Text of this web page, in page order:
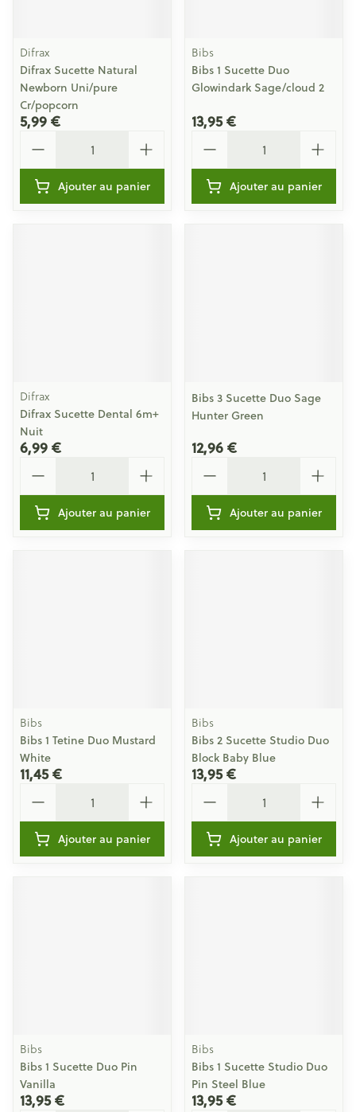
Difrax
Difrax Sucette Natural
Newborn Uni/pure
Cr/popcorn
5,99 €
Ajouter au panier
Bibs
Bibs 1 Sucette Duo
Glowindark Sage/cloud 2
13,95 €
Ajouter au panier
Difrax
Difrax Sucette Dental 6m+
Nuit
6,99 €
Ajouter au panier
Bibs 3 Sucette Duo Sage
Hunter Green
12,96 €
Ajouter au panier
Bibs
Bibs 1 Tetine Duo Mustard
White
11,45 €
Ajouter au panier
Bibs
Bibs 2 Sucette Studio Duo
Block Baby Blue
13,95 €
Ajouter au panier
Bibs
Bibs 1 Sucette Duo Pin
Vanilla
13,95 €
Bibs
Bibs 1 Sucette Studio Duo
Pin Steel Blue
13,95 €